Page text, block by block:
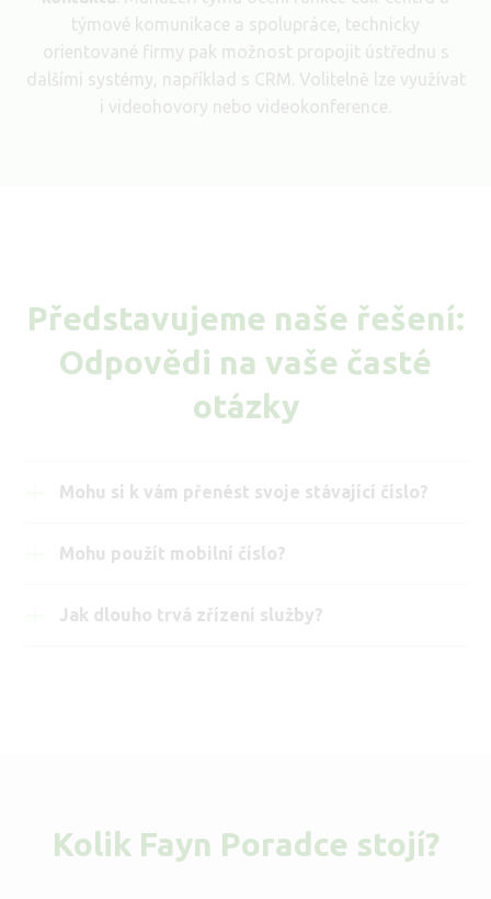
týmové komunikace a spolupráce, technicky
orientované firmy pak možnost propojit ústřednu s
dalšími systémy, například s CRM. Volitelně lze využívat
i videohovory nebo videokonference.
Představujeme naše řešení:
Odpovědi na vaše časté
otázky
Mohu si k vám přenést svoje stávající číslo?
Mohu použít mobilní číslo?
Jak dlouho trvá zřízení služby?
Kolik Fayn Poradce stojí?